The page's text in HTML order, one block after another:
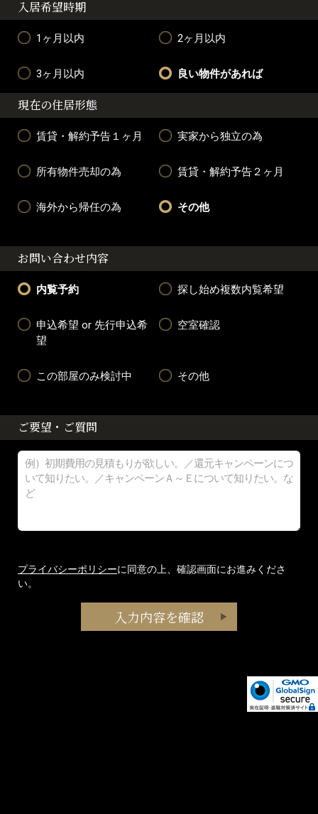
入居希望時期
1ヶ月以内 2ヶ月以内
3ヶ月以内 良い物件があれば
現在の住居形態
賃貸・解約予告１ヶ月 実家から独立の為
所有物件売却の為 賃貸・解約予告２ヶ月
海外から帰任の為 その他
お問い合わせ内容
内覧予約 探し始め複数内覧希望
申込希望 or 先行申込希
望
空室確認
この部屋のみ検討中 その他
ご要望・ご質問
プライバシーポリシーに同意の上、確認画面にお進みくださ
い。